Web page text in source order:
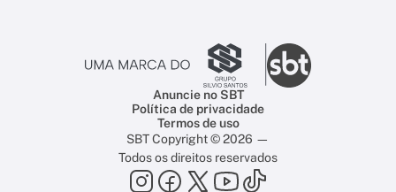
Anuncie no SBT
Política de privacidade
Termos de uso
SBT Copyright © 2026 —
Todos os direitos reservados